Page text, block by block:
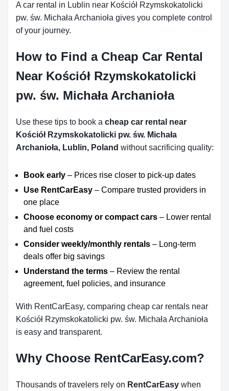
A car rental in Lublin near Kościół Rzymskokatolicki
pw. św. Michała Archanioła gives you complete control
of your journey.
How to Find a Cheap Car Rental
Near Kościół Rzymskokatolicki
pw. św. Michała Archanioła
Use these tips to book a cheap car rental near
Kościół Rzymskokatolicki pw. św. Michała
Archanioła, Lublin, Poland without sacrificing quality:
Book early – Prices rise closer to pick-up dates
Use RentCarEasy – Compare trusted providers in
one place
Choose economy or compact cars – Lower rental
and fuel costs
Consider weekly/monthly rentals – Long-term
deals offer big savings
Understand the terms – Review the rental
agreement, fuel policies, and insurance
With RentCarEasy, comparing cheap car rentals near
Kościół Rzymskokatolicki pw. św. Michała Archanioła
is easy and transparent.
Why Choose RentCarEasy.com?
Thousands of travelers rely on RentCarEasy when